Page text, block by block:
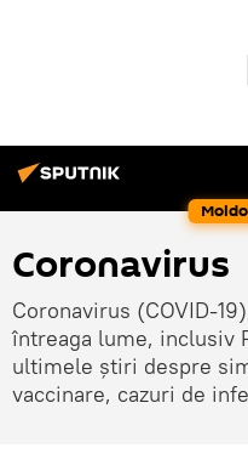
Coronavirus
Coronavirus (COVID-
întreaga lume, inclusiv
ultimele știri despre
vaccinare, cazuri de